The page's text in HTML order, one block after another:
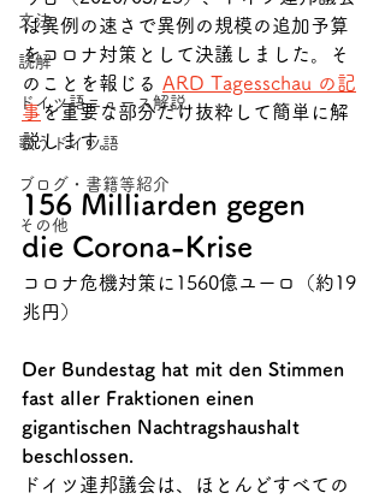
文法
読解
ドイツ語ニュース解説
歌うドイツ語
ブログ・書籍等紹介
その他
は異例の速さで異例の規模の追加予算
をコロナ対策として決議しました。そ
のことを報じる ARD Tagesschau の記
事を重要な部分だけ抜粋して簡単に解
説します。
156 Milliarden gegen
die Corona-Krise
コロナ危機対策に1560億ユーロ（約19
兆円）
Der Bundestag hat mit den Stimmen
fast aller Fraktionen einen
gigantischen Nachtragshaushalt
beschlossen.
ドイツ連邦議会は、ほとんどすべての